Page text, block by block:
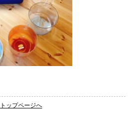
トップページへ